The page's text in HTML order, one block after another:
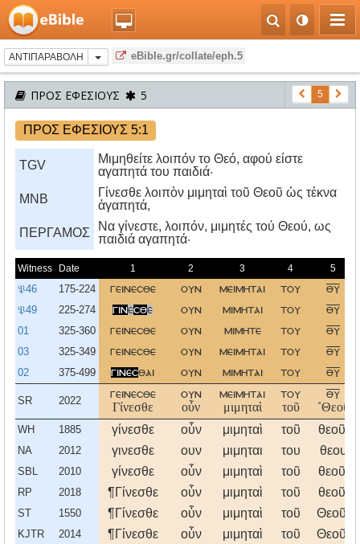
ΑΝΤΙΠΑΡΑΒΟΛΗ eBible.gr/collate/eph.5
ΠΡΟΣ ΕΦΕΣΙΟΥΣ 5 5
ΠΡΟΣ ΕΦΕΣΙΟΥΣ 5:1
TGV
Μιμηθείτε λοιπόν το Θεό, αφού είστε
αγαπητά του παιδιά·
MNB
Γίνεσθε λοιπὸν μιμηταὶ τοῦ Θεοῦ ὡς τέκνα
ἀγαπητά,
ΠΕΡΓΑΜΟΣ
Nα γίνεστε, λοιπόν, μιμητές τού Θεού, ως
παιδιά αγαπητά·
Witness Date 1 2 3 4 5
𝔓46 175-224 γεινεσθε ουν μειμηται του θυ
𝔓49 225-274 γινεσθε ουν μιμηται του θυ
01 325-360 γεινεσθε ουν μιμητε του θυ
03 325-349 γεινεσθε ουν μειμηται του θυ
02 375-499 γινεσθαι ουν μιμηται του θυ
SR 2022
γεινεσθε
Γίνεσθε
ουν
οὖν
μειμηται
μιμηταὶ
του
τοῦ
θυ
˚Θεοῦ
WH 1885 γίνεσθε οὖν μιμηταὶ τοῦ θεοῦ,
NA 2012 γινεσθε ουν μιμηται του θεου
SBL 2010 γίνεσθε οὖν μιμηταὶ τοῦ θεοῦ,
RP 2018 ¶Γίνεσθε οὖν μιμηταὶ τοῦ θεοῦ,
ST 1550 ¶Γίνεσθε οὖν μιμηταὶ τοῦ Θεοῦ,
KJTR 2014 ¶Γίνεσθε οὖν μιμηταὶ τοῦ Θεοῦ,